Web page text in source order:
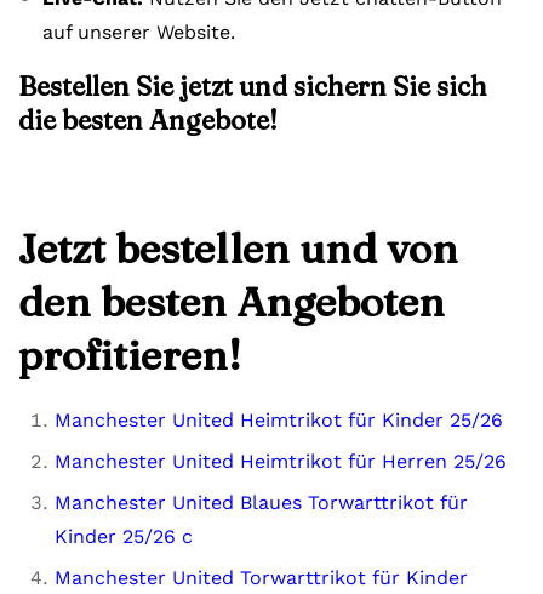
auf unserer Website.
Bestellen Sie jetzt und sichern Sie sich
die besten Angebote!
Jetzt bestellen und von
den besten Angeboten
profitieren!
Manchester United Heimtrikot für Kinder 25/26
Manchester United Heimtrikot für Herren 25/26
Manchester United Blaues Torwarttrikot für
Kinder 25/26 c
Manchester United Torwarttrikot für Kinder